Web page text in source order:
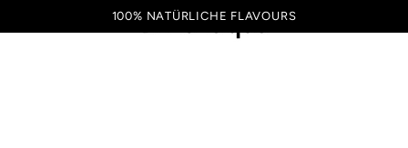
ZUM INHALT SPRINGEN100% NATÜRLICHE FLAVOURS